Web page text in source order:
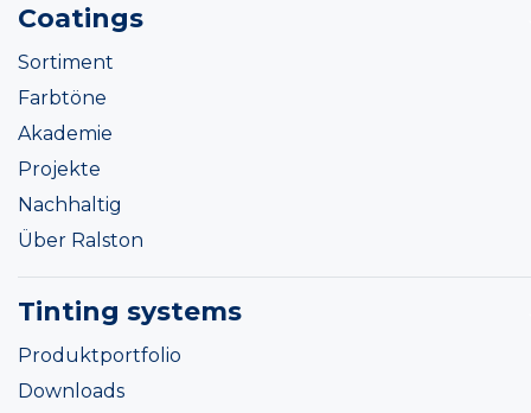
Coatings
Sortiment
Farbtöne
Akademie
Projekte
Nachhaltig
Über Ralston
Tinting systems
Produktportfolio
Downloads